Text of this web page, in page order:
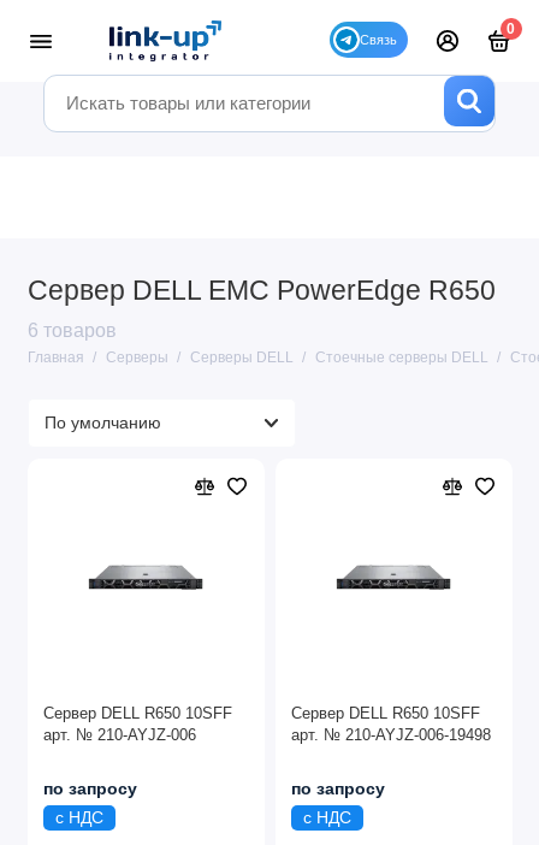
0
Сервер DELL EMC PowerEdge R650
6 товаров
Главная Серверы Серверы DELL Стоечные серверы DELL
Сервер DELL R650 10SFF
арт. № 210-AYJZ-006
по запросу
с НДС
Сервер DELL R650 10SFF
арт. № 210-AYJZ-006-19498
по запросу
с НДС